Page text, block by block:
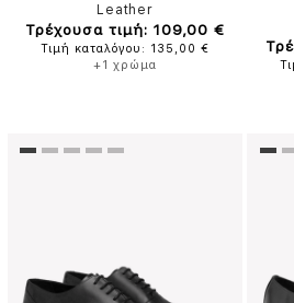
Leather
Τρέχουσα τιμή: 109,00 €
Τιμή καταλόγου: 135,00 €
+1 χρώμα